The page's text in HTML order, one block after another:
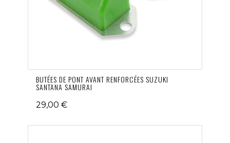
BUTÉES DE PONT AVANT RENFORCÉES SUZUKI
SANTANA SAMURAI
29,00 €